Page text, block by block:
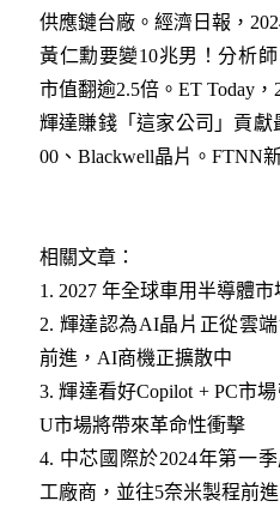
供應鏈台廠。經濟日報，
黃仁勳要變10兆男！分析
市值翻逾2.5倍。ET Today，
輝達賺錢「這家公司」貢獻
00、Blackwell晶片。FTNN
相關文章：
1. 2027 年全球車用半導體
2. 輝達認為AI晶片正從雲
前進，AI商機正擴散中
3.輝達看好Copilot + PC市
U市場將帶來革命性衝擊
4. 中芯國際於2024年第一
工廠商，並往5奈米製程前進